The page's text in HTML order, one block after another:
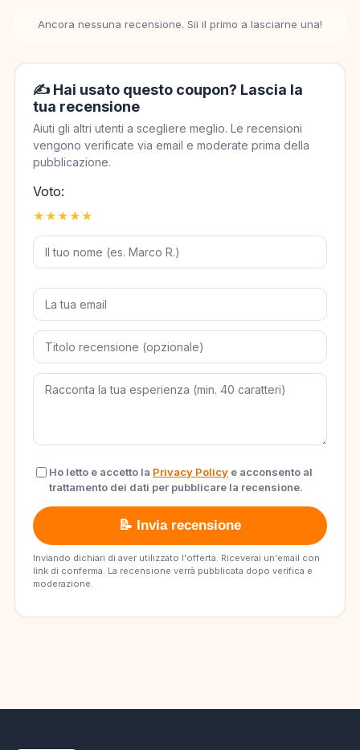
Ancora nessuna recensione. Sii il primo a lasciarne una!
✍️ Hai usato questo coupon? Lascia la
tua recensione
Aiuti gli altri utenti a scegliere meglio. Le recensioni
vengono verificate via email e moderate prima della
pubblicazione.
Voto:
★
★
★
★
★
Ho letto e accetto la Privacy Policy e acconsento al
trattamento dei dati per pubblicare la recensione.
📝 Invia recensione
Inviando dichiari di aver utilizzato l'offerta. Riceverai un'email con
link di conferma. La recensione verrà pubblicata dopo verifica e
moderazione.